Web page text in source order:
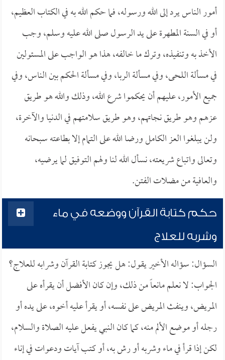
أمور الناس يرد إلى الله ورسوله، فما حكم الله به في الكتاب العظيم،
أو في السنة المطهرة على يد الرسول صلى الله عليه وسلم، وجب
الأخذ به وتنفيذه، وترك ما خالفه، هذا هو الواجب على المسئولين
في مسألة اللحى، وفي مسألة الربا، وفي مسألة الحكم بين الناس، وفي
جميع الأمور، عليهم أن يحكموا شرع الله، وذلك والله هو طريق
عزهم وهو طريق نجاتهم، وهو طريق سلامتهم في الدنيا والآخرة،
ولن يبلغوا العز الكامل ورضا الله على التمام إلا بطاعته سبحانه
وتعالى واتباع شريعته، نسأل الله لنا ولهم التوفيق لما يرضيه،
والعافية من مضلات الفتن.
حكم كتابة القرآن ووضعه في ماء
وشربه للعلاج
السؤال: سؤاله الأخير يقول: هل يجوز كتابة القرآن وشرابه للعلاج؟
الجواب: لا نعلم مانعاً من ذلك، وإن كان الأفضل أن يقرأه على
المريض، وينفث المريض على نفسه، أو يقرأ عليه أخوه، على يده أو
رجله أو موضع الألم منه، كما كان النبي يفعل عليه الصلاة والسلام،
لكن إذا قرأ في ماء وشربه أو رش به، أو كتب آيات ودعوات في إناء